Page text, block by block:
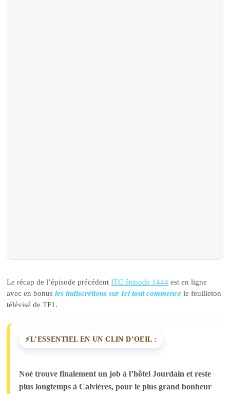
Le récap de l’épisode précédentITC épisode 1444 est en ligne
avec en bonusles indiscrétions sur Ici tout commence le feuilleton
télévisé de TF1.
L’ESSENTIEL EN UN CLIN D’OEIL :
Noé trouve finalement un job à l’hôtel Jourdain et reste
plus longtemps à Calvières, pour le plus grand bonheur